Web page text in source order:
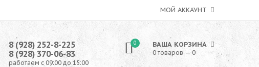
МОЙ АККАУНТ
8 (928) 252-8-225
8 (928) 370-06-83
работаем с 09:00 до 15:00
0 ВАША КОРЗИНА
0 товаров — 0